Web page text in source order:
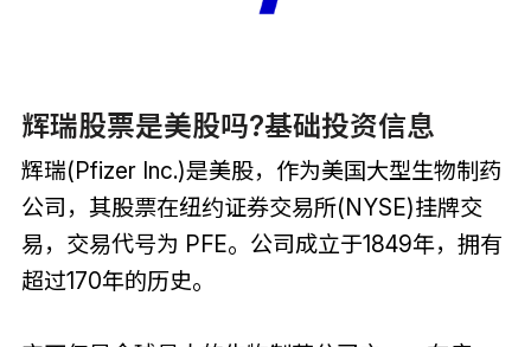
辉瑞股票是美股吗?基础投资信息
辉瑞(Pfizer Inc.)是美股，作为美国大型生物制药
公司，其股票在纽约证券交易所(NYSE)挂牌交
易，交易代号为 PFE。公司成立于1849年，拥有
超过170年的历史。